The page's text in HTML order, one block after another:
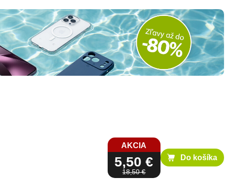
AKCIA
5,50 €
18,50 €
Do košíka